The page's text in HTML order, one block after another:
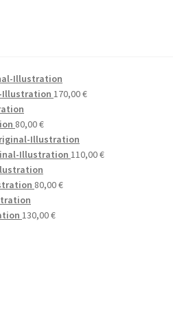
Illustration 170,00€
80,00€
Illustration 110,00€
80,00€
130,00€